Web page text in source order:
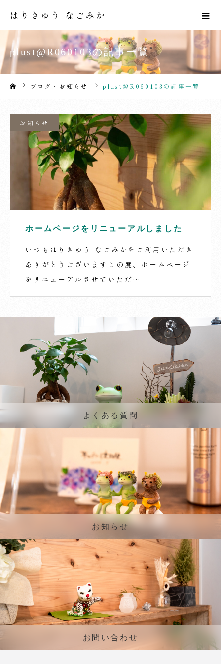
はりきゅう なごみか
plust@R060103の記事一覧
ブログ・お知らせ plust@R060103の記事一覧
お知らせ
ホームページをリニューアルしました
いつもはりきゅう なごみかをご利用いただき
ありがとうございますこの度、ホームページ
をリニューアルさせていただ…
よくある質問
お知らせ
お問い合わせ